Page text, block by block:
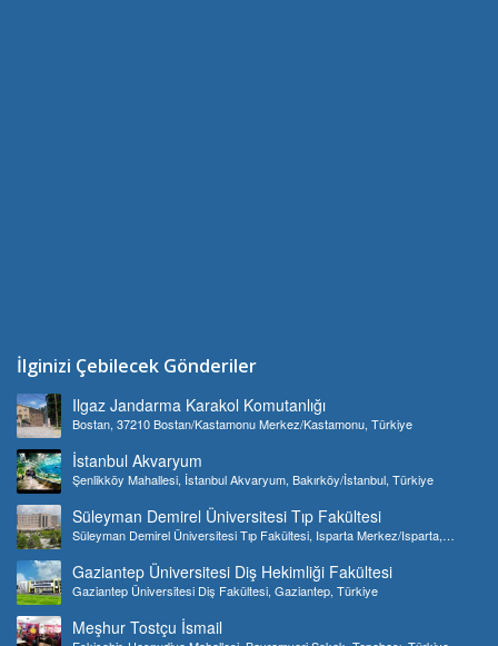
İlginizi Çebilecek Gönderiler
Ilgaz Jandarma Karakol Komutanlığı
Bostan, 37210 Bostan/Kastamonu Merkez/Kastamonu, Türkiye
İstanbul Akvaryum
Şenlikköy Mahallesi, İstanbul Akvaryum, Bakırköy/İstanbul, Türkiye
Süleyman Demirel Üniversitesi Tıp Fakültesi
Süleyman Demirel Üniversitesi Tıp Fakültesi, Isparta Merkez/Isparta,
Gaziantep Üniversitesi Diş Hekimliği Fakültesi
Gaziantep Üniversitesi Diş Fakültesi, Gaziantep, Türkiye
Meşhur Tostçu İsmail